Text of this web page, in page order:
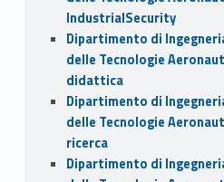
IndustrialSecurity
Dipartimento di
delle Tecnologie
didattica
Dipartimento di
delle Tecnologie
ricerca
Dipartimento di